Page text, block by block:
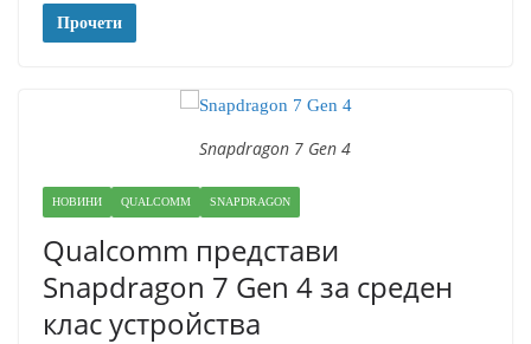
Прочети
Snapdragon 7 Gen 4
НОВИНИ QUALCOMM SNAPDRAGON
Qualcomm представи
Snapdragon 7 Gen 4 за среден
клас устройства